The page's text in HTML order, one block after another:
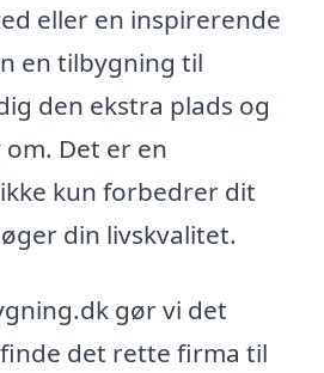
eller en inspirerende
en tilbygning til
den ekstra plads og
Det er en
kun forbedrer dit
din livskvalitet.
gør vi det
det rette firma til